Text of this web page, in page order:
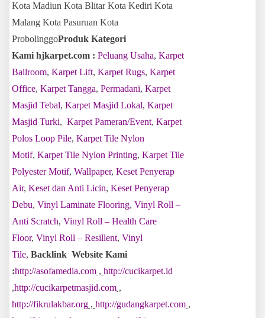
Kota Madiun Kota Blitar Kota Kediri Kota
Malang Kota Pasuruan Kota
ProbolinggoProduk Kategori
Kami hjkarpet.com : Peluang Usaha, Karpet
Ballroom, Karpet Lift, Karpet Rugs, Karpet
Office, Karpet Tangga, Permadani, Karpet
Masjid Tebal, Karpet Masjid Lokal, Karpet
Masjid Turki, Karpet Pameran/Event, Karpet
Polos Loop Pile, Karpet Tile Nylon
Motif, Karpet Tile Nylon Printing, Karpet Tile
Polyester Motif, Wallpaper, Keset Penyerap
Air, Keset dan Anti Licin, Keset Penyerap
Debu, Vinyl Laminate Flooring, Vinyl Roll –
Anti Scratch, Vinyl Roll – Health Care
Floor, Vinyl Roll – Resillent, Vinyl
Tile, Backlink Website Kami
:http://asofamedia.com , http://cucikarpet.id
,http://cucikarpetmasjid.com ,
http://fikrulakbar.org , http://gudangkarpet.com ,